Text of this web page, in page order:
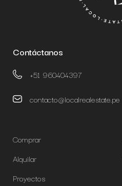
Contáctanos
+51 960404397
contacto@localrealestate.pe
Comprar
Alquilar
Proyectos